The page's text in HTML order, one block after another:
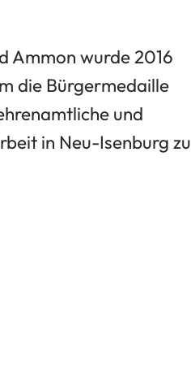
Ammon wurde 2016
die Bürgermedaille
und
in Neu-Isenburg zu